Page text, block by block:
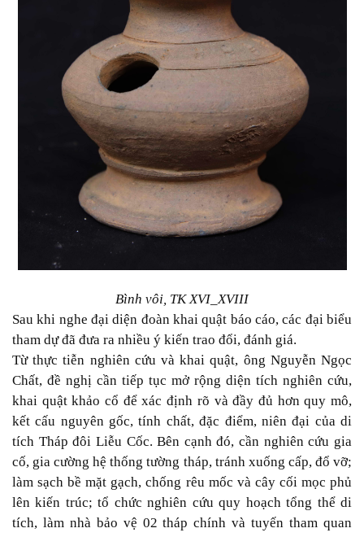
Bình vôi, TK XVI_XVIII
Sau khi nghe đại diện đoàn khai quật báo cáo, các đại biểu
tham dự đã đưa ra nhiều ý kiến trao đổi, đánh giá.
Từ thực tiễn nghiên cứu và khai quật, ông Nguyễn Ngọc
Chất, đề nghị cần tiếp tục mở rộng diện tích nghiên cứu,
khai quật khảo cổ để xác định rõ và đầy đủ hơn quy mô,
kết cấu nguyên gốc, tính chất, đặc điểm, niên đại của di
tích Tháp đôi Liễu Cốc. Bên cạnh đó, cần nghiên cứu gia
cố, gia cường hệ thống tường tháp, tránh xuống cấp, đổ vỡ;
làm sạch bề mặt gạch, chống rêu mốc và cây cối mọc phủ
lên kiến trúc; tổ chức nghiên cứu quy hoạch tổng thể di
tích, làm nhà bảo vệ 02 tháp chính và tuyến tham quan